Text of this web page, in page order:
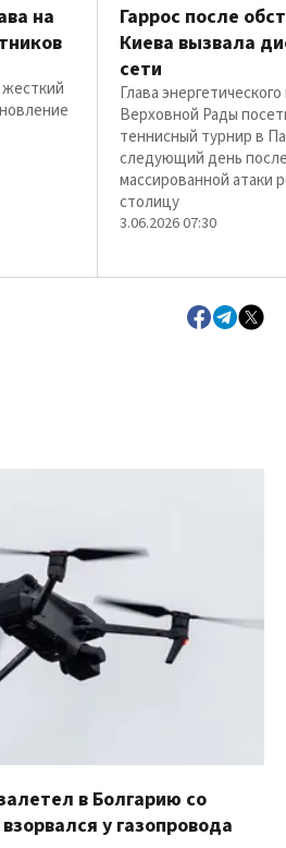
на
Гаррос после
Киева вызвала
сети
Глава
Верховной Рады
теннисный турнир в
следующий день
массированной атаки
столицу
3.06.2026 07:30
в Болгарию со
у газопровода